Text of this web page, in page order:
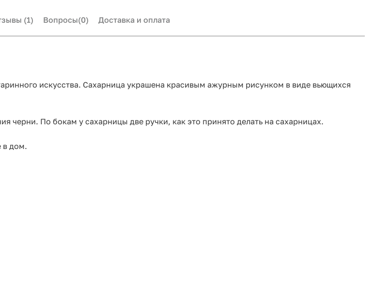
(1) Вопросы(0) Доставка и оплата
искусства. Сахарница украшена красивым ажурным рисунком в виде вьющихся
черни. По бокам у сахарницы две ручки, как это принято делать на сахарницах.
в дом.